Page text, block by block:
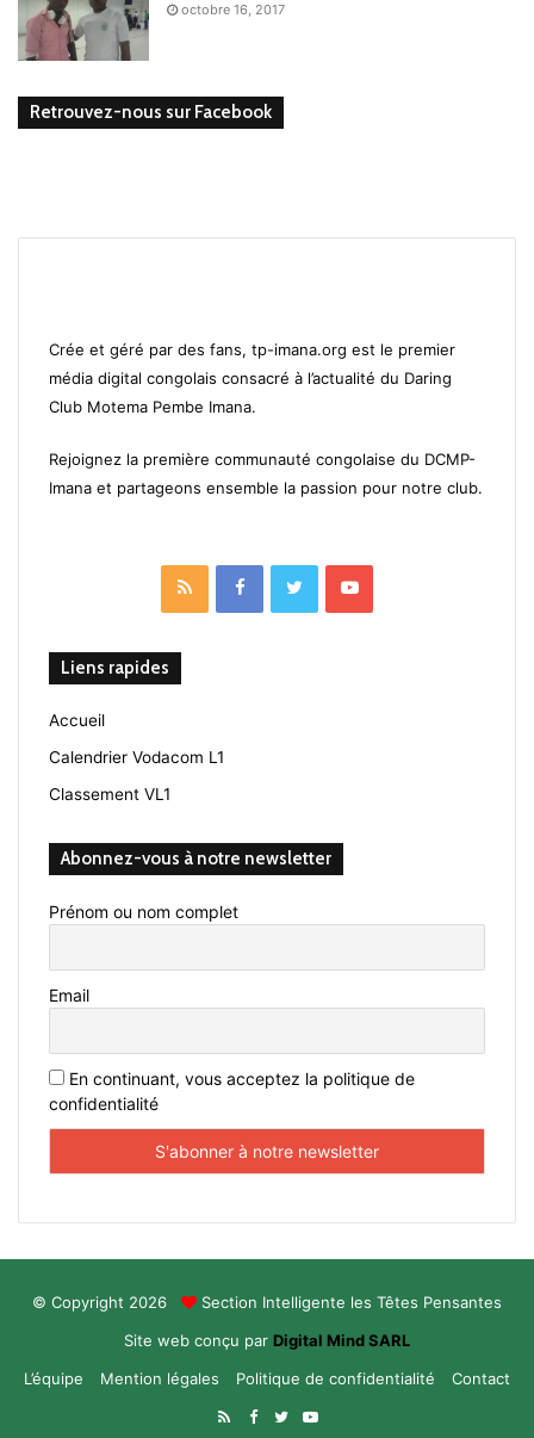
octobre 16, 2017
Retrouvez-nous sur Facebook
Crée et géré par des fans, tp-imana.org est le premier
média digital congolais consacré à l’actualité du Daring
Club Motema Pembe Imana.
Rejoignez la première communauté congolaise du DCMP-
Imana et partageons ensemble la passion pour notre club.
RSS FacebookTwitterYouTube
Liens rapides
Accueil
Calendrier Vodacom L1
Classement VL1
Abonnez-vous à notre newsletter
Prénom ou nom complet
Email
En continuant, vous acceptez la politique de
confidentialité
© Copyright 2026
Section Intelligente les Têtes Pensantes
Site web conçu par Digital Mind SARL
L’équipe
Mention légales Politique de confidentialité
Contact
RSSFacebook
TwitterYouTube